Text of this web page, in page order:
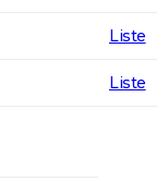
Liste
Liste